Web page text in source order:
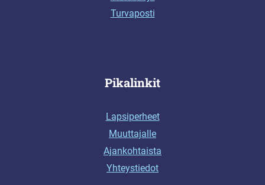
Turvaposti
Pikalinkit
Lapsiperheet
Muuttajalle
Ajankohtaista
Yhteystiedot